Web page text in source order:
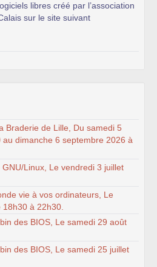
libres créé par l’association
sur le site suivant
Braderie de Lille, Du samedi 5
dimanche 6 septembre 2026 à
Linux, Le vendredi 3 juillet
vie à vos ordinateurs, Le
à 22h30.
des BIOS, Le samedi 29 août
des BIOS, Le samedi 25 juillet